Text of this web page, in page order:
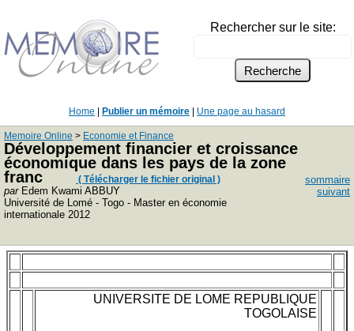
Rechercher sur le site:
Home Publier un mémoire Une page au hasard
Memoire Online > Economie et Finance
Développement financier et croissance
économique dans les pays de la zone
franc
( Télécharger le fichier original )
parEdem Kwami ABBUY
Université de Lomé - Togo - Master en économie
internationale 2012
sommaire
suivant
UNIVERSITE DE LOME REPUBLIQUE
TOGOLAISE